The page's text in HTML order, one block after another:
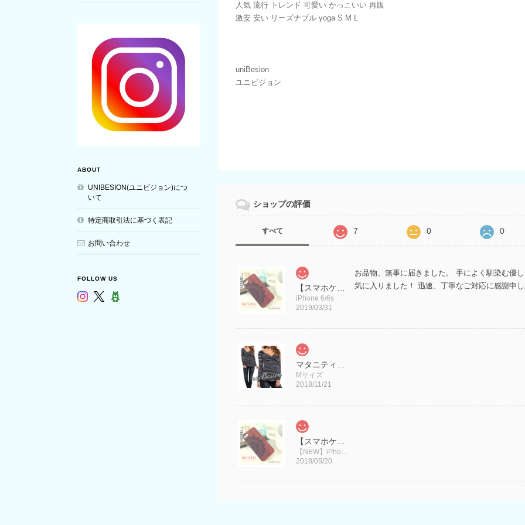
人気 流行 トレンド 可愛い かっこいい 再販
激安 安い リーズナブル yoga S M L
uniBesion
ユニビジョン
ショップの評価
すべて 7 0 0
iPhone 6/6s
2019/03/31
お品物、無事に届きました。 手によく馴染む優
気に入りました！ 迅速、丁寧なご対応に感謝申
Mサイズ
2018/11/21
【NEW】iPhone 8
2018/05/20
ABOUT
UNIBESION(ユニビジョン)につ
いて
特定商取引法に基づく表記
お問い合わせ
FOLLOW US